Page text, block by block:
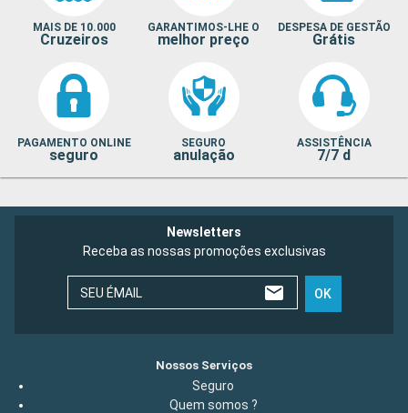
MAIS DE 10.000
Cruzeiros
GARANTIMOS-LHE O
melhor preço
DESPESA DE GESTÃO
Grátis
PAGAMENTO ONLINE
seguro
SEGURO
anulação
ASSISTÊNCIA
7/7 d
Newsletters
Receba as nossas promoções exclusivas
SEU ÉMAIL OK
Nossos Serviços
Seguro
Quem somos ?